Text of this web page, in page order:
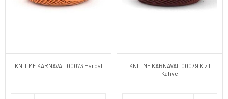
KNIT ME KARNAVAL 00073 Hardal
KNIT ME KARNAVAL 00079 Kızıl
Kahve